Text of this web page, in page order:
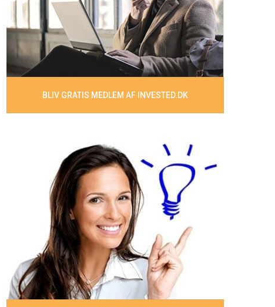
BLIV GRATIS MEDLEM AF INVESTED.DK